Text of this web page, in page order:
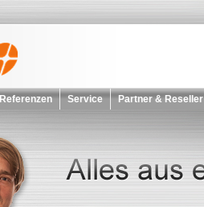
Referenzen Service Partner & Reseller